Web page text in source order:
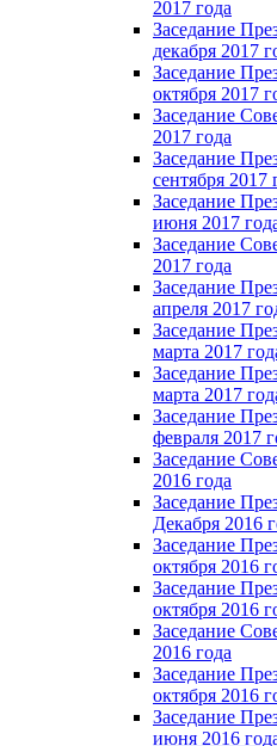
2017 года
Заседание
декабря 2017
Заседание
октября 2017
Заседание
2017 года
Заседание
сентября 2017
Заседание
июня 2017
Заседание
2017 года
Заседание
апреля 2017
Заседание
марта 2017
Заседание
марта 2017
Заседание
февраля 2017
Заседание
2016 года
Заседание
Декабря 2016
Заседание
октября 2016
Заседание
октября 2016
Заседание
2016 года
Заседание
октября 2016
Заседание
июня 2016